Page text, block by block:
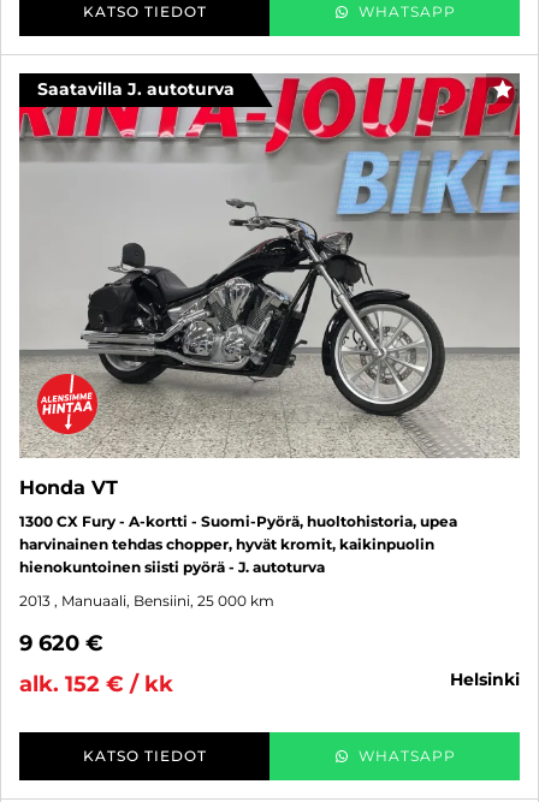
KATSO TIEDOT WHATSAPP
Saatavilla J. autoturva
Honda VT
1300 CX Fury - A-kortti - Suomi-Pyörä, huoltohistoria, upea
harvinainen tehdas chopper, hyvät kromit, kaikinpuolin
hienokuntoinen siisti pyörä - J. autoturva
2013 , Manuaali, Bensiini, 25 000 km
9 620 €
alk. 152 € / kk
helsinki
KATSO TIEDOT WHATSAPP